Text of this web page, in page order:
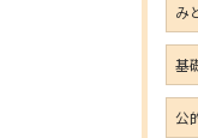
み
基
公